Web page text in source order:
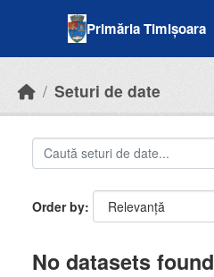
Primăria Timișoara
Seturi de date
Order by
No datasets found